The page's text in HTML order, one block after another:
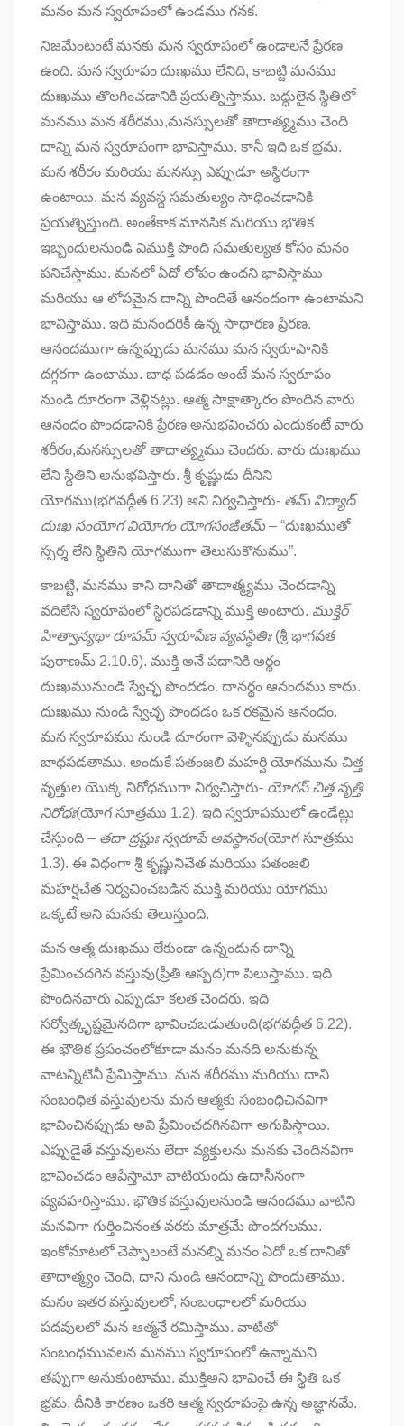
మనం మన స్వరూపంలో ఉండము గనక.
నిజమేంటంటే మనకు మన స్వరూపంలో ఉండాలనే ప్రేరణ
ఉంది. మన స్వరూపం దుఃఖము లేనిది, కాబట్టి మనము
దుఃఖము తొలగించడానికి ప్రయత్నిస్తాము. బద్ధులైన స్థితిలో
మనము మన శరీరము,మనస్సులతో తాదాత్య్మము చెంది
దాన్ని మన స్వరూపంగా భావిస్తాము. కానీ ఇది ఒక భ్రమ.
మన శరీరం మరియు మనస్సు ఎప్పుడూ అస్థిరంగా
ఉంటాయి. మన వ్యవస్థ సమతుల్యం సాధించడానికి
ప్రయత్నిస్తుంది. అంతేకాక మానసిక మరియు భౌతిక
ఇబ్బందులనుండి విముక్తి పొంది సమతుల్యత కోసం మనం
పనిచేస్తాము. మనలో ఏదో లోపం ఉందని భావిస్తాము
మరియు ఆ లోపమైన దాన్ని పొందితే ఆనందంగా ఉంటామని
భావిస్తాము. ఇది మనందరికీ ఉన్న సాధారణ ప్రేరణ.
ఆనందముగా ఉన్నప్పుడు మనము మన స్వరూపానికి
దగ్గరగా ఉంటాము. బాధ పడడం అంటే మన స్వరూపం
నుండి దూరంగా వెళ్లినట్లు. ఆత్మ సాక్షాత్కారం పొందిన వారు
ఆనందం పొందడానికి ప్రేరణ అనుభవించరు ఎందుకంటే వారు
శరీరం,మనస్సులతో తాదాత్య్మము చెందరు. వారు దుఃఖము
లేని స్థితిని అనుభవిస్తారు. శ్రీ కృష్ణుడు దీనిని
యోగము(భగవద్గీత 6.23) అని నిర్వచిస్తారు- తమ్ విద్యాద్
దుఃఖ సంయోగ వియోగం యోగసంఙితమ్– “దుఃఖముతో
స్పర్శ లేని స్థితిని యోగముగా తెలుసుకొనుము”.
కాబట్టి, మనము కాని దానితో తాదాత్మ్యము చెందడాన్ని
వదిలేసి స్వరూపంలో స్థిరపడడాన్ని ముక్తి అంటారు. ముక్తిర్
హిత్వాన్యథా రూపమ్ స్వరూపేణ వ్యవస్థితిః (శ్రీ భాగవత
పురాణమ్ 2.10.6). ముక్తి అనే పదానికి అర్థం
దుఃఖమునుండి స్వేచ్ఛ పొందడం. దానర్థం ఆనందము కాదు.
దుఃఖము నుండి స్వేచ్ఛ పొందడం ఒక రకమైన ఆనందం.
మన స్వరూపము నుండి దూరంగా వెళ్ళినప్పుడు మనము
బాధపడతాము. అందుకే పతంజలి మహర్షి యోగమును చిత్త
వృత్తుల యొక్క నిరోధముగా నిర్వచిస్తారు- యోగస్ చిత్త వృత్తి
నిరోధః(యోగ సూత్రము 1.2). ఇది స్వరూపములో ఉండేట్లు
చేస్తుంది – తదా ద్రష్టుః స్వరూపే అవస్థానం(యోగ సూత్రము
1.3). ఈ విధంగా శ్రీ కృష్ణునిచేత మరియు పతంజలి
మహర్షిచేత నిర్వచించబడిన ముక్తి మరియు యోగము
ఒక్కటే అని మనకు తెలుస్తుంది.
మన ఆత్మ దుఃఖము లేకుండా ఉన్నందున దాన్ని
ప్రేమించదగిన వస్తువు(ప్రీతి ఆస్పద)గా పిలుస్తాము. ఇది
పొందినవారు ఎప్పుడూ కలత చెందరు. ఇది
సర్వోత్కృష్టమైనదిగా భావించబడుతుంది(భగవద్గీత 6.22).
ఈ భౌతిక ప్రపంచంలోకూడా మనం మనది అనుకున్న
వాటన్నిటినీ ప్రేమిస్తాము. మన శరీరము మరియు దాని
సంబంధిత వస్తువులను మన ఆత్మకు సంబంధిచినవిగా
భావించినప్పుడు అవి ప్రేమించదగినవిగా అగుపిస్తాయి.
ఎప్పుడైతే వస్తువులను లేదా వ్యక్తులను మనకు చెందినవిగా
భావించడం ఆపేస్తామో వాటియందు ఉదాసీనంగా
వ్యవహరిస్తాము. భౌతిక వస్తువులనుండి ఆనందము వాటిని
మనవిగా గుర్తించినంత వరకు మాత్రమే పొందగలము.
ఇంకోమాటలో చెప్పాలంటే మనల్ని మనం ఏదో ఒక దానితో
తాదాత్మ్యం చెంది, దాని నుండి ఆనందాన్ని పొందుతాము.
మనం ఇతర వస్తువులలో, సంబంధాలలో మరియు
పదవులలో మన ఆత్మనే రమిస్తాము. వాటితో
సంబంధమువలన మనము స్వరూపంలో ఉన్నామని
తప్పుగా అనుకుంటాము. ముక్తిఅని భావించే ఈ స్థితి ఒక
భ్రమ, దీనికి కారణం ఒకరి ఆత్మ స్వరూపంపై ఉన్న అజ్ఞానమే.